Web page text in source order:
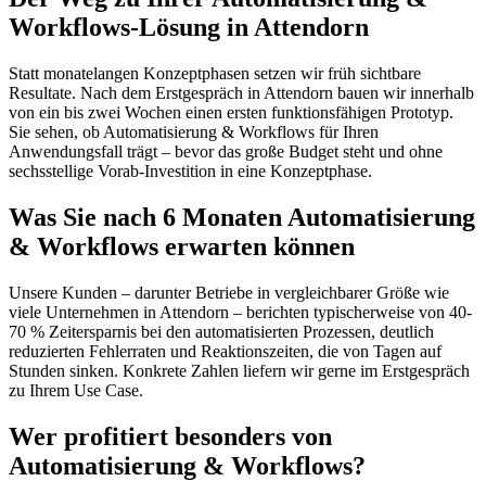
Workflows-Lösung in Attendorn
Statt monatelangen Konzeptphasen setzen wir früh sichtbare
Resultate. Nach dem Erstgespräch in Attendorn bauen wir innerhalb
von ein bis zwei Wochen einen ersten funktionsfähigen Prototyp.
Sie sehen, ob Automatisierung & Workflows für Ihren
Anwendungsfall trägt – bevor das große Budget steht und ohne
sechsstellige Vorab-Investition in eine Konzeptphase.
Was Sie nach 6 Monaten Automatisierung
& Workflows erwarten können
Unsere Kunden – darunter Betriebe in vergleichbarer Größe wie
viele Unternehmen in Attendorn – berichten typischerweise von 40-
70 % Zeitersparnis bei den automatisierten Prozessen, deutlich
reduzierten Fehlerraten und Reaktionszeiten, die von Tagen auf
Stunden sinken. Konkrete Zahlen liefern wir gerne im Erstgespräch
zu Ihrem Use Case.
Wer profitiert besonders von
Automatisierung & Workflows?